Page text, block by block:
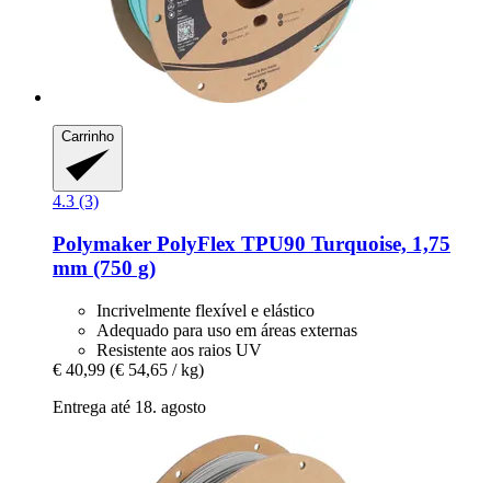
Carrinho
4.3 (3)
Polymaker PolyFlex TPU90 Turquoise, 1,75
mm (750 g)
Incrivelmente flexível e elástico
Adequado para uso em áreas externas
Resistente aos raios UV
€ 40,99 (€ 54,65 / kg)
Entrega até 18. agosto